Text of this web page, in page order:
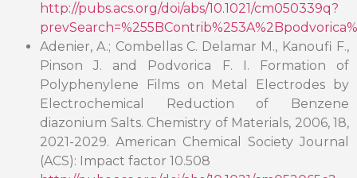
http://pubs.acs.org/doi/abs/10.1021/cm050339q?
Adenier, A.; Combellas C. Delamar M., Kanoufi F.,
Pinson J. and Podvorica F. I. Formation of
Polyphenylene Films on Metal Electrodes by
Electrochemical Reduction of Benzene
diazonium Salts. Chemistry of Materials, 2006, 18,
2021-2029. American Chemical Society Journal
(ACS): Impact factor 10.508